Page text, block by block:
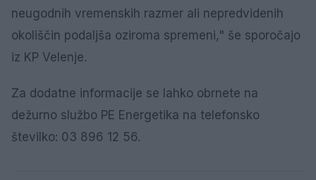
neugodnih vremenskih razmer ali nepredvidenih
okoliščin podaljša oziroma spremeni," še sporočajo
iz KP Velenje.
Za dodatne informacije se lahko obrnete na
dežurno službo PE Energetika na telefonsko
številko: 03 896 12 56.